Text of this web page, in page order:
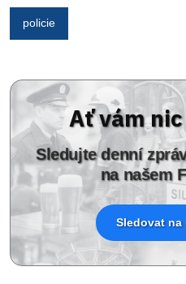
policie
Ať vám
Sledujte denní
na našem
Sledovat na